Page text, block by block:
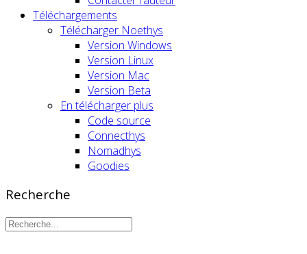
Téléchargements
Télécharger Noethys
Version Windows
Version Linux
Version Mac
Version Beta
En télécharger plus
Code source
Connecthys
Nomadhys
Goodies
Recherche